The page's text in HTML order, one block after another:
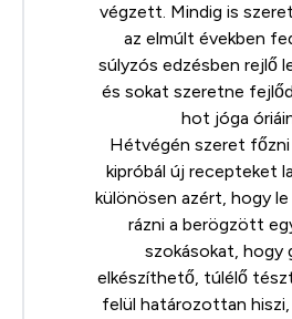
végzett. Mindig is
az elmúlt években
súlyzós edzésben rejlő
és sokat szeretne
hot jóga
Hétvégén szeret főzni
kipróbál új recepteket
különösen azért, hogy
rázni a berögzött
szokásokat, hogy
elkészíthető, túlélő
felül határozottan